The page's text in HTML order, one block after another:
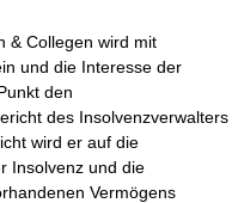
& Collegen wird mit
und die Interesse der
den
des Insolvenzverwalters
wird er auf die
Insolvenz und die
Vermögens